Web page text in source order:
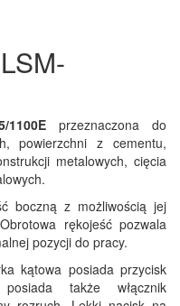
1100Eprzeznaczona do
powierzchni z cementu,
metalowych, cięcia
boczną z możliwością jej
rękojeść pozwala
pozycji do pracy.
kątowa posiada przycisk
także włącznik